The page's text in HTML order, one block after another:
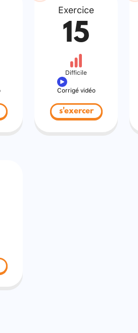
Exercice
15
Difficile
Corrigé vidéo
s'exercer